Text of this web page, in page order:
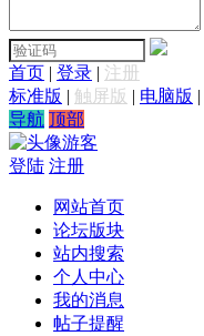
首页 | 登录 | 注册
标准版 | 触屏版 | 电脑版 |
导航 顶部
游客
登陆 注册
网站首页
论坛版块
站内搜索
个人中心
我的消息
帖子提醒